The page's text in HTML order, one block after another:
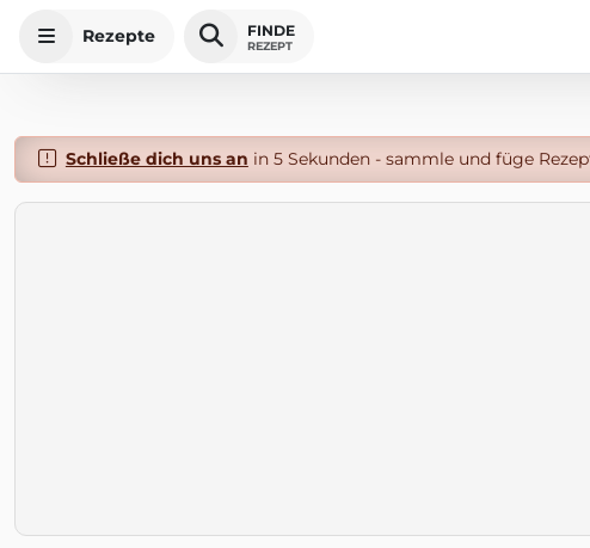
Rezepte FINDE
REZEPT
Schließe dich uns an in 5 Sekunden - sammle und füge